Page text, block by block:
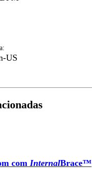
:
US
com InternalBrace™